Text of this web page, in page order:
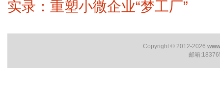
实录：重塑小微企业“梦工厂”
Copyright © 2012-2026
邮箱